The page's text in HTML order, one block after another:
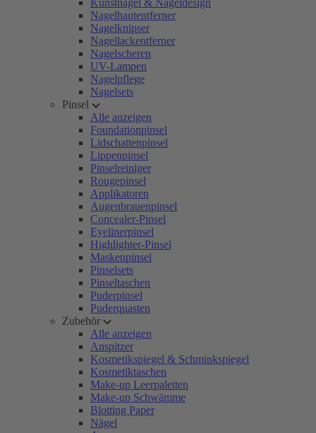
Kunstnägel & Nageldesign
Nagelhautentferner
Nagelknipser
Nagellackentferner
Nagelscheren
UV-Lampen
Nagelpflege
Nagelsets
Pinsel
Alle anzeigen
Foundationpinsel
Lidschattenpinsel
Lippenpinsel
Pinselreiniger
Rougepinsel
Applikatoren
Augenbrauenpinsel
Concealer-Pinsel
Eyelinerpinsel
Highlighter-Pinsel
Maskenpinsel
Pinselsets
Pinseltaschen
Puderpinsel
Puderquasten
Zubehör
Alle anzeigen
Anspitzer
Kosmetikspiegel & Schminkspiegel
Kosmetiktaschen
Make-up Leerpaletten
Make-up Schwämme
Blotting Paper
Nägel